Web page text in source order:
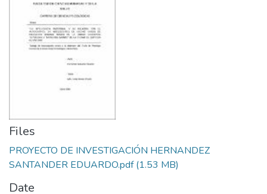
Files
PROYECTO DE INVESTIGACIÓN HERNANDEZ
SANTANDER EDUARDO.pdf(1.53 MB)
Date